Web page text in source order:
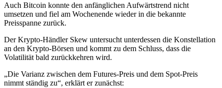
Auch Bitcoin konnte den anfänglichen Aufwärtstrend nicht
umsetzen und fiel am Wochenende wieder in die bekannte
Preisspanne zurück.
Der Krypto-Händler Skew untersucht unterdessen die Konstellation
an den Krypto-Börsen und kommt zu dem Schluss, dass die
Volatilität bald zurückkehren wird.
„Die Varianz zwischen dem Futures-Preis und dem Spot-Preis
nimmt ständig zu“, erklärt er zunächst: